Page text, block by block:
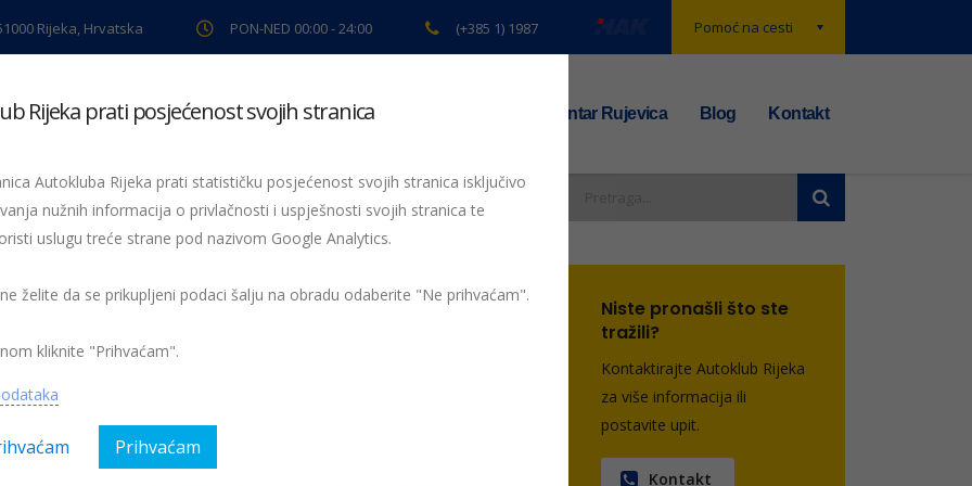
Pomoć na cesti
Rijeka, Hrvatska PON-NED 00:00 - 24:00 (+385 1) 1987
pregled Pomoć na cesti Servis Preventiva TS centar Rujevica Blog Kontakt
si teć
Niste pronašli što ste
tražili?
Kontaktirajte Autoklub Rijeka
za više informacija ili
postavite upit.
Kontakt
Rijeka prati posjećenost svojih stranica
Autokluba Rijeka prati statističku posjećenost svojih stranica isključivo
nužnih informacija o privlačnosti i uspješnosti svojih stranica te
uslugu treće strane pod nazivom Google Analytics.
želite da se prikupljeni podaci šalju na obradu odaberite "Ne prihvaćam".
kliknite "Prihvaćam".
Prihvaćam